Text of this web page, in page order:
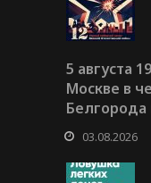
5 августа
Москве в
03.08.2026